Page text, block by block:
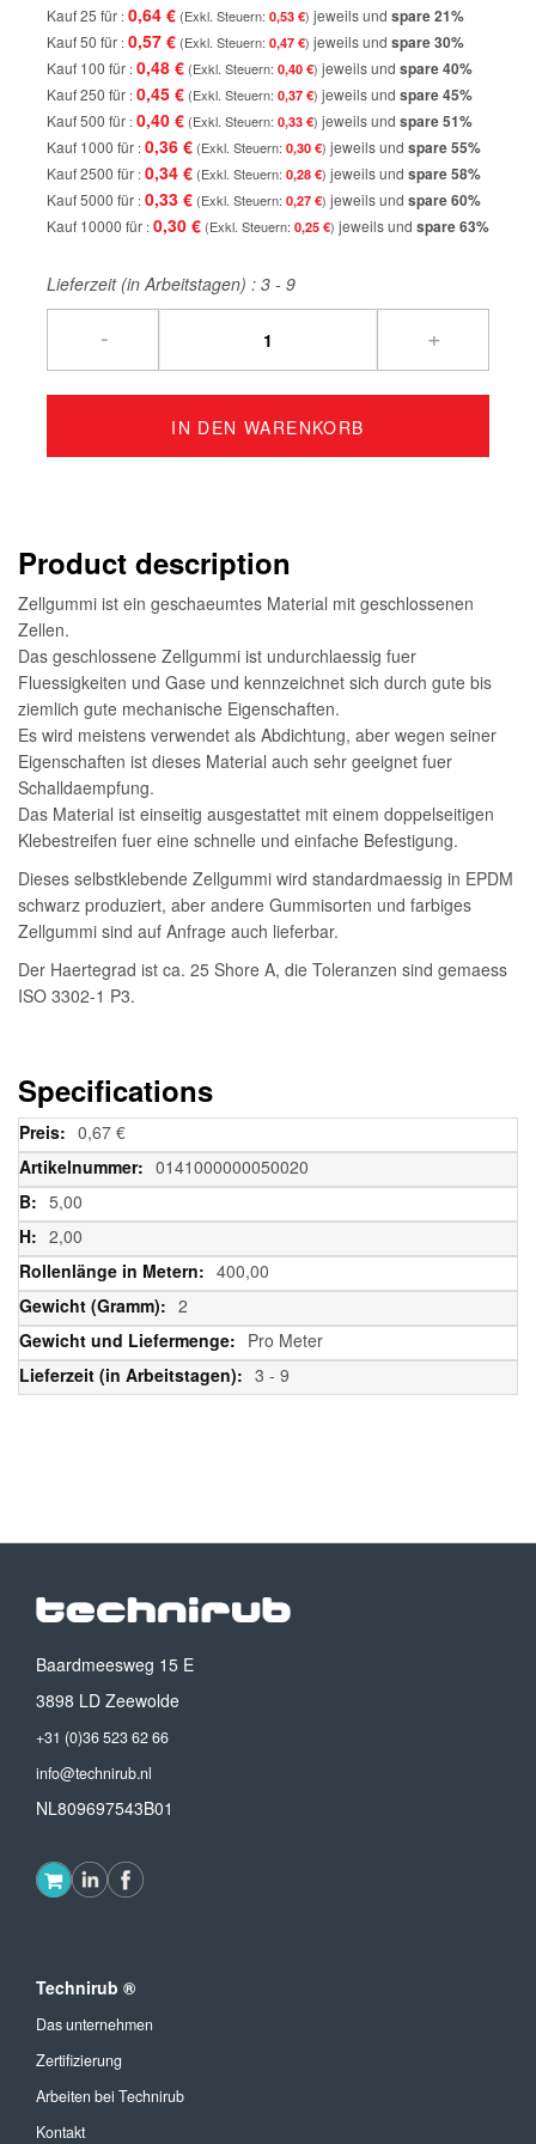
Kauf 25 für 0,64 € 0,53 € jeweils und spare21%
Kauf 50 für 0,57 € 0,47 € jeweils und spare30%
Kauf 100 für 0,48 € 0,40 € jeweils und spare40%
Kauf 250 für 0,45 € 0,37 € jeweils und spare45%
Kauf 500 für 0,40 € 0,33 € jeweils und spare51%
Kauf 1000 für 0,36 € 0,30 € jeweils und spare55%
Kauf 2500 für 0,34 € 0,28 € jeweils und spare58%
Kauf 5000 für 0,33 € 0,27 € jeweils und spare60%
Kauf 10000 für 0,30 € 0,25 € jeweils und spare63%
Lieferzeit (in Arbeitstagen) : 3 - 9
- +
IN DEN WARENKORB
Product description
Zellgummi ist ein geschaeumtes Material mit geschlossenen
Zellen.
Das geschlossene Zellgummi ist undurchlaessig fuer
Fluessigkeiten und Gase und kennzeichnet sich durch gute bis
ziemlich gute mechanische Eigenschaften.
Es wird meistens verwendet als Abdichtung, aber wegen seiner
Eigenschaften ist dieses Material auch sehr geeignet fuer
Schalldaempfung.
Das Material ist einseitig ausgestattet mit einem doppelseitigen
Klebestreifen fuer eine schnelle und einfache Befestigung.
Dieses selbstklebende Zellgummi wird standardmaessig in EPDM
schwarz produziert, aber andere Gummisorten und farbiges
Zellgummi sind auf Anfrage auch lieferbar.
Der Haertegrad ist ca. 25 Shore A, die Toleranzen sind gemaess
ISO 3302-1 P3.
Specifications
Weitere
Informationen
0,67 €
0141000000050020
5,00
2,00
400,00
2
Pro Meter
3 - 9
Baardmeesweg 15 E
3898 LD Zeewolde
+31 (0)36 523 62 66
info@technirub.nl
NL809697543B01
Technirub ®
Das unternehmen
Zertifizierung
Arbeiten bei Technirub
Kontakt